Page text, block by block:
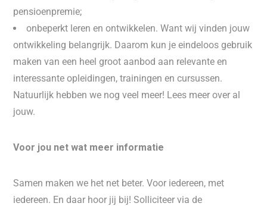
pensioenpremie;
onbeperkt leren en ontwikkelen. Want wij vinden jouw
ontwikkeling belangrijk. Daarom kun je eindeloos gebruik
maken van een heel groot aanbod aan relevante en
interessante opleidingen, trainingen en cursussen.
Natuurlijk hebben we nog veel meer! Lees meer over al
jouw.
Voor jou net wat meer informatie
Samen maken we het net beter. Voor iedereen, met
iedereen. En daar hoor jij bij! Solliciteer via de